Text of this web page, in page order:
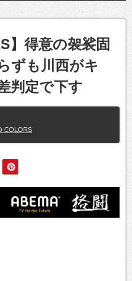
】得意の袈裟固
ずも川西がキ
判定で下す
COLORS